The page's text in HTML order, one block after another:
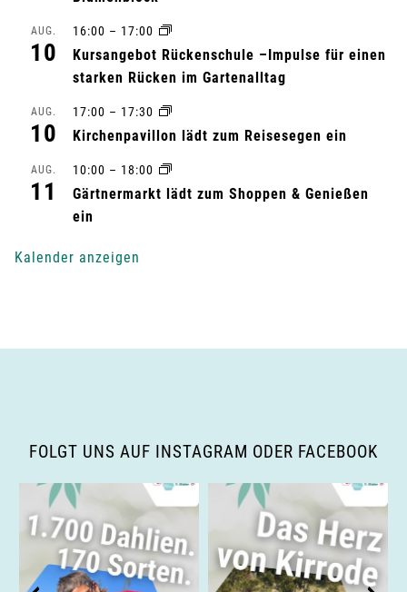
N
v
AUG.
10
16:00 – 17:00
Kursangebot Rückenschule –Impulse für einen
starken Rücken im Gartenalltag
AUG.
10
17:00 – 17:30
Kirchenpavillon lädt zum Reisesegen ein
AUG.
11
10:00 – 18:00
Gärtnermarkt lädt zum Shoppen & Genießen
ein
Kalender anzeigen
FOLGT UNS AUF INSTAGRAM ODER FACEBOOK